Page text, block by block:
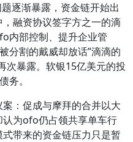
逐渐暴露，资金链开始出
融资协议签字方之一的滴
内部控制、提升企业管
分割的戴威却放话”滴滴的
次暴露。软银15亿美元的投
务。
：促成与摩拜的合并以大
为ofo仍占领共享单车行
带来的资金链压力只是暂